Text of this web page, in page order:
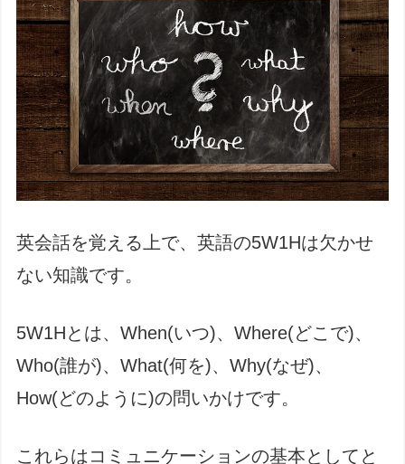
英会話を覚える上で、英語の5W1Hは欠かせ
ない知識です。
5W1Hとは、When(いつ)、Where(どこで)、
Who(誰が)、What(何を)、Why(なぜ)、
How(どのように)の問いかけです。
これらはコミュニケーションの基本としてと